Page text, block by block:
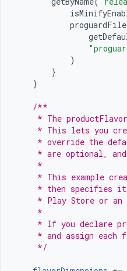
)
}
}
/**
* The
* This lets you
* override the
* are optional,
     *
* This example
* then specifies
* Play Store or an
     *
* If you declare
* and assign each
     */